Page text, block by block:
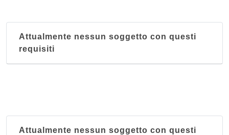
Attualmente nessun soggetto con questi
requisiti
Attualmente nessun soggetto con questi